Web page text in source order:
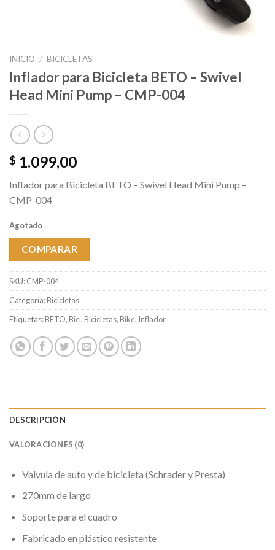
INICIO / BICICLETAS
Inflador para Bicicleta BETO – Swivel
Head Mini Pump – CMP-004
$ 1.099,00
Inflador para Bicicleta BETO – Swivel Head Mini Pump –
CMP-004
Agotado
COMPARAR
SKU:CMP-004
Categoría:Bicicletas
Etiquetas:BETO, Bici, Bicicletas, Bike, Inflador
DESCRIPCIÓN
VALORACIONES (0)
Valvula de auto y de bicicleta (Schrader y Presta)
270mm de largo
Soporte para el cuadro
Fabricado en plástico resistente